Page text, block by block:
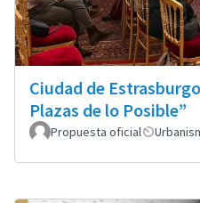
Ciudad de
Plazas de lo Posible”
Propuesta oficial